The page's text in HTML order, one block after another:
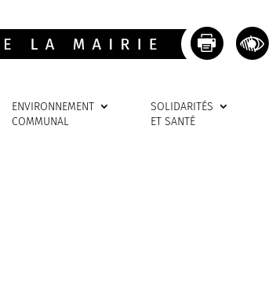
ENVIRONNEMENT
COMMUNAL
SOLIDARITÉS
ET SANTÉ